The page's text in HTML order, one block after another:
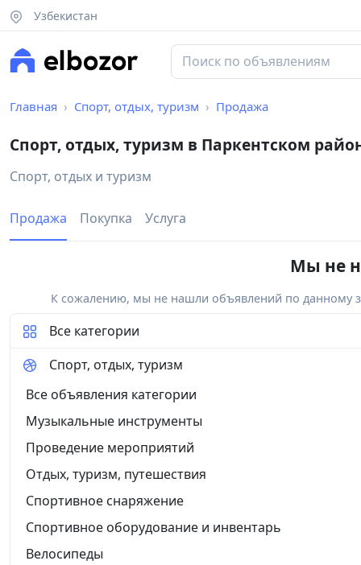
Узбекистан
Главная Спорт, отдых, туризм Продажа
Спорт, отдых, туризм в Паркентском
Спорт, отдых и туризм
Продажа Покупка Услуга
Мы не
К сожалению, мы не нашли объявлений по данному
Все категории
Спорт, отдых, туризм
Все объявления категории
Музыкальные инструменты
Проведение мероприятий
Отдых, туризм, путешествия
Спортивное снаряжение
Спортивное оборудование и инвентарь
Велосипеды